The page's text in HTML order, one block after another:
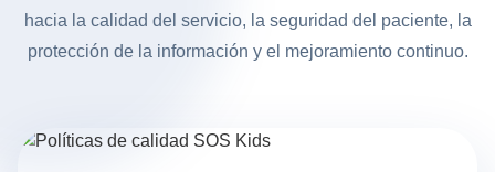
hacia la calidad del servicio, la seguridad del paciente, la
protección de la información y el mejoramiento continuo.